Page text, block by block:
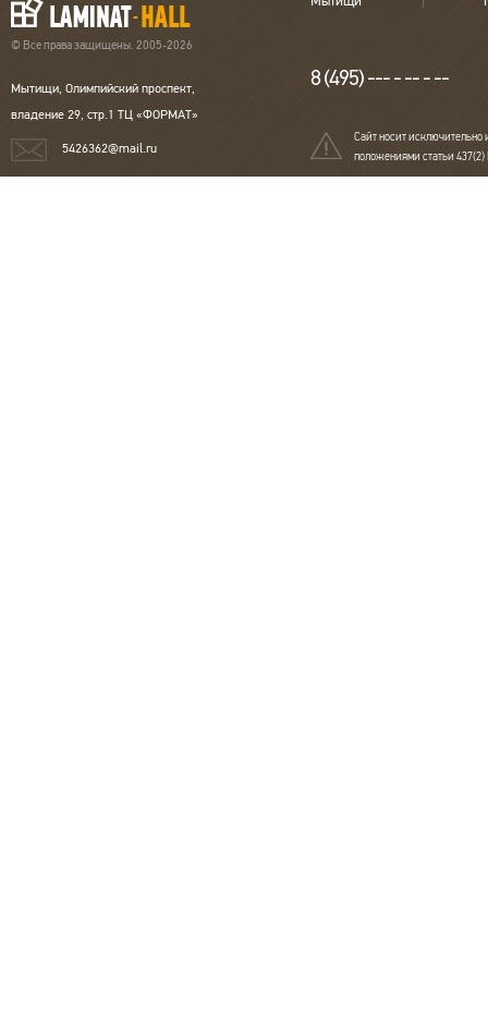
теплого пола
Страна
Бельгия
© Все права защищены. 2005-2026
Мытищи, Олимпийский проспект,
владение 29, стр.1 ТЦ «ФОРМАТ»
5426362@mail.ru
8 (495) --- - -- - --
Сайт носит исключительно
положениями статьи